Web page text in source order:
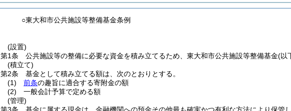
○東大和市公共施設等整備基金条例
(設置)
第1条
公共施設等の整備に必要な資金を積み立てるため、東大和市公共施設等整備基金(以
(積立て)
第2条
基金として積み立てる額は、次のとおりとする。
(1)
前条の趣旨に適合する寄附金の額
(2)
一般会計予算で定める額
(管理)